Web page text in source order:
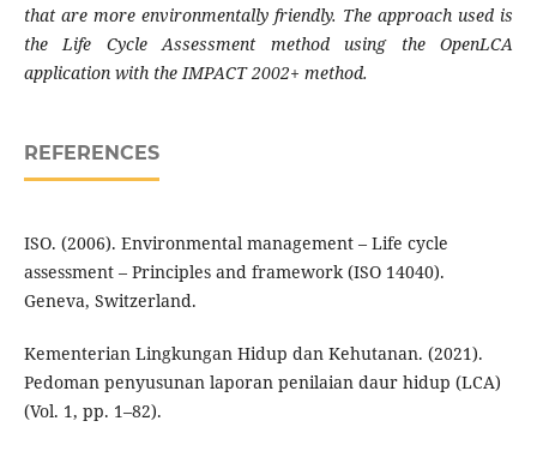
that are more environmentally friendly. The approach used is
the Life Cycle Assessment method using the OpenLCA
application with the IMPACT 2002+ method.
REFERENCES
ISO. (2006). Environmental management – Life cycle
assessment – Principles and framework (ISO 14040).
Geneva, Switzerland.
Kementerian Lingkungan Hidup dan Kehutanan. (2021).
Pedoman penyusunan laporan penilaian daur hidup (LCA)
(Vol. 1, pp. 1–82).